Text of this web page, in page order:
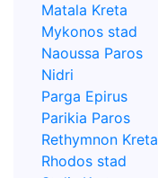
Matala Kreta
Mykonos stad
Naoussa Paros
Nidri
Parga Epirus
Parikia Paros
Rethymnon Kreta
Rhodos stad